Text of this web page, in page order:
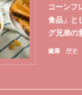
健康 歴史
コーンフ
食品」と
グ兄弟の